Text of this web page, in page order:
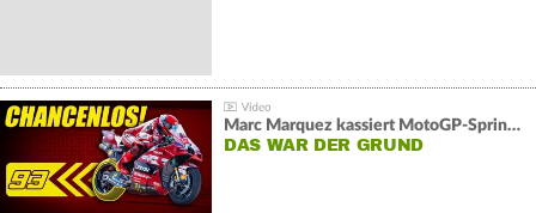
Marc Marquez kassiert MotoGP-Sprint-Schlappe:
DAS WAR DER GRUND